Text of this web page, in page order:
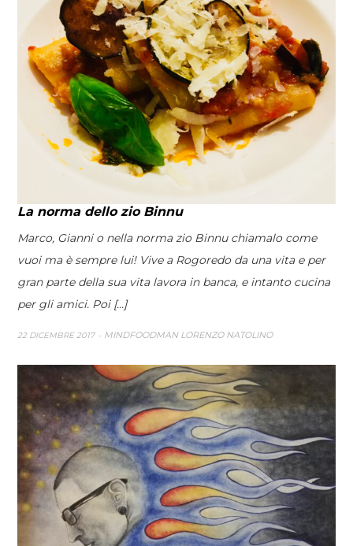
La norma dello zio Binnu
Marco, Gianni o nella norma zio Binnu chiamalo come
vuoi ma è sempre lui! Vive a Rogoredo da una vita e per
gran parte della sua vita lavora in banca, e intanto cucina
per gli amici. Poi [...]
22 DICEMBRE 2017 MINDFOODMAN LORENZO NATOLINO